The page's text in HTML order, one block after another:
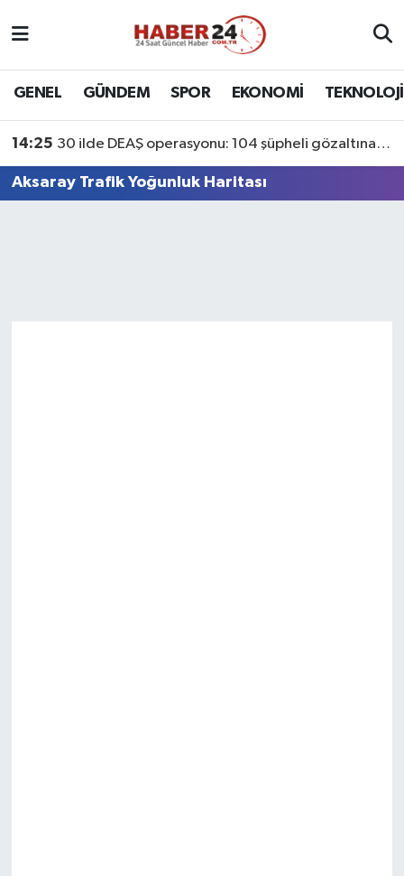
GENEL GÜNDEM SPOR EKONOMİ TEKNOLOJİ
14:25 30 ilde DEAŞ operasyonu: 104 şüpheli gözaltına alındı
Aksaray Trafik Yoğunluk Haritası
Nöbetçi Eczaneler